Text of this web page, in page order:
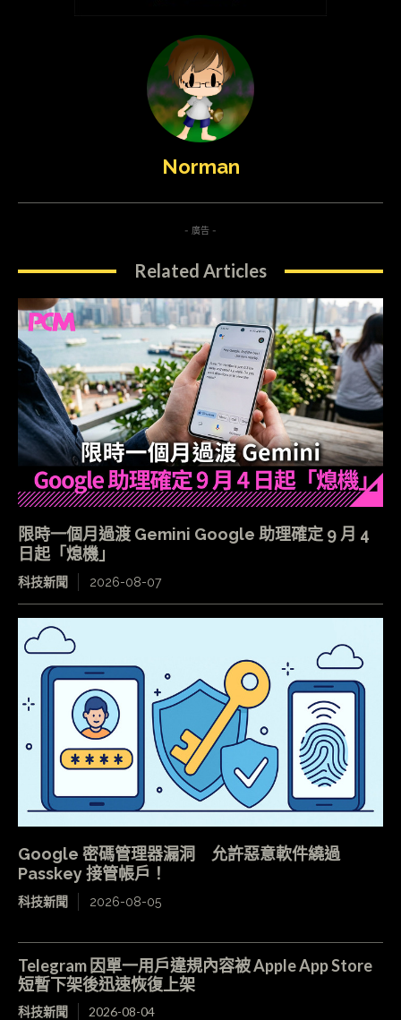
Norman
- 廣告 -
Related Articles
限時一個月過渡 Gemini Google 助理確定 9 月 4
日起「熄機」
科技新聞 2026-08-07
Google 密碼管理器漏洞 允許惡意軟件繞過
Passkey 接管帳戶！
科技新聞 2026-08-05
Telegram 因單一用戶違規內容被 Apple App Store
短暫下架後迅速恢復上架
科技新聞 2026-08-04